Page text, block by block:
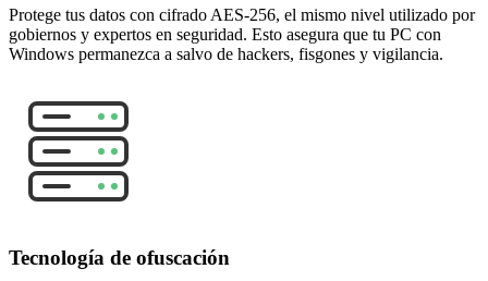
Protege tus datos con cifrado AES-256, el mismo nivel utilizado por
gobiernos y expertos en seguridad. Esto asegura que tu PC con
Windows permanezca a salvo de hackers, fisgones y vigilancia.
Tecnología de ofuscación